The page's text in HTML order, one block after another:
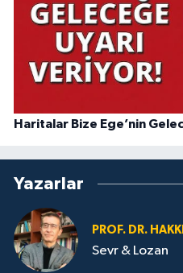
Haritalar Bize Ege’nin
Yazarlar
PROF. DR.
Sevr & Lozan